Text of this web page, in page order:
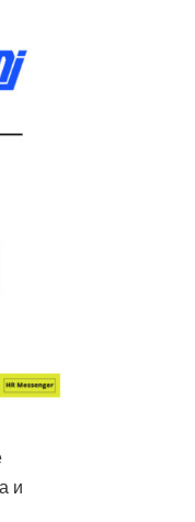
и